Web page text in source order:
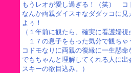
もうレオが愛し過ぎる！（笑） コ
なんか両親ダイスキなダダッコに
よぅ！
（１年前に観たら、確実に看護婦
１７の息子をもった気分で観ちゃ
コドモなりに両親の復縁に一生懸
でもちゃんと理解してくれる人に
スキーの欲目込み。）